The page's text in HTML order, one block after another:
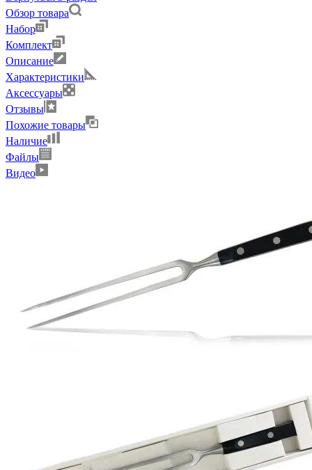
Обзор товара
Набор
Комплект
Описание
Характеристики
Аксессуары
Отзывы
Похожие товары
Наличие
Файлы
Видео